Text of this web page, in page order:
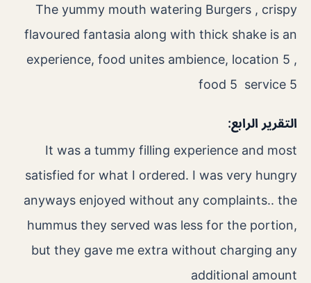
The yummy mouth watering Burgers , crispy
flavoured fantasia along with thick shake is an
experience, food unites ambience, location 5 ,
food 5 service 5
التقرير الرابع:
It was a tummy filling experience and most
satisfied for what I ordered. I was very hungry
anyways enjoyed without any complaints.. the
hummus they served was less for the portion,
but they gave me extra without charging any
additional amount